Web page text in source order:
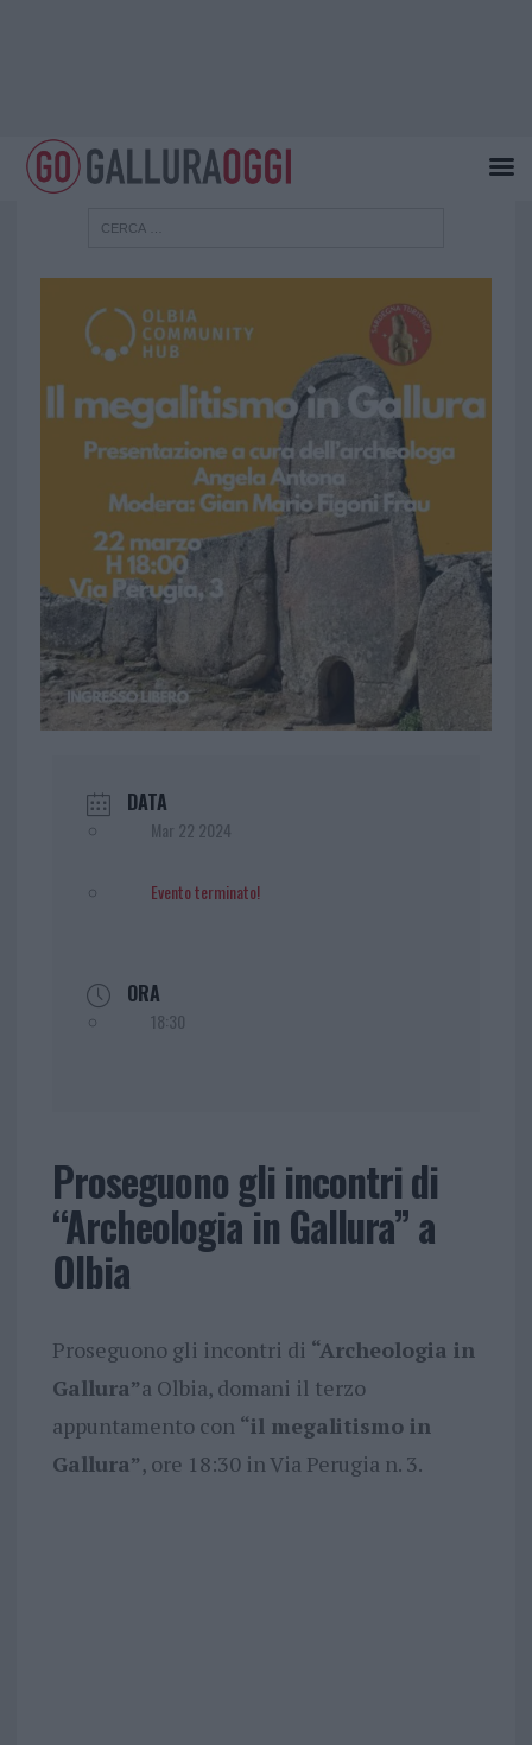
DATA
Mar 22 2024
Evento terminato!
ORA
18:30
Proseguono gli incontri di
“Archeologia in Gallura” a
Olbia
Proseguono gli incontri di “Archeologia in
Gallura”a Olbia, domani il terzo
appuntamento con “il megalitismo in
Gallura”, ore 18:30 in Via Perugia n. 3.